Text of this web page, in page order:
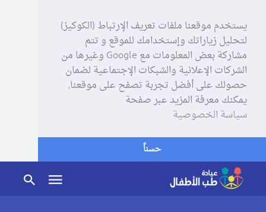
يستخدم موقعنا ملفات تعريف الإرتباط (الكوكيز)
لتحليل زياراتك وإستخدامك للموقع و تتم
مشاركة بعض المعلومات مع Google وغيرها من
الشركات الإعلانية والشبكات الإجتماعية لضمان
حصولك على أفضل تجربة تصفح على موقعنا,
يمكنك معرفة المزيد عبر صفحة
سياسة الخصوصية
حسناً